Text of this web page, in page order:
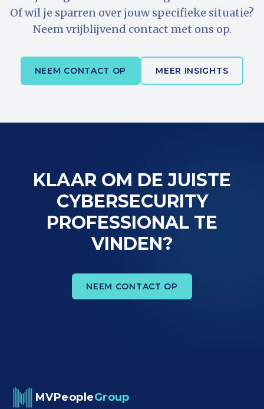
Of wil je sparren over jouw specifieke situatie?
Neem vrijblijvend contact met ons op.
NEEM CONTACT OP MEER INSIGHTS
KLAAR OM DE JUISTE
CYBERSECURITY
PROFESSIONAL TE
VINDEN?
NEEM CONTACT OP
MVPeopleGroup